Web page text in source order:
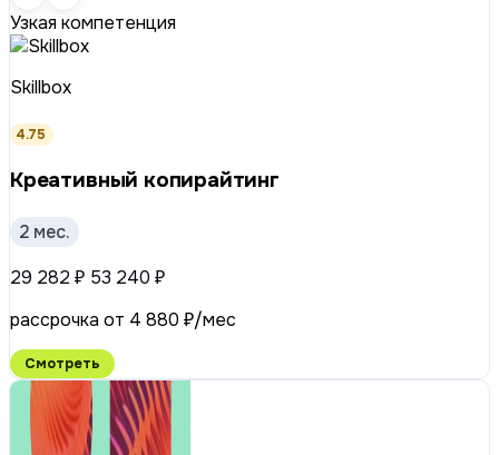
Узкая компетенция
Skillbox
4.75
Креативный копирайтинг
2 мес.
29 282 ₽ 53 240 ₽
рассрочка от 4 880 ₽/мес
Смотреть